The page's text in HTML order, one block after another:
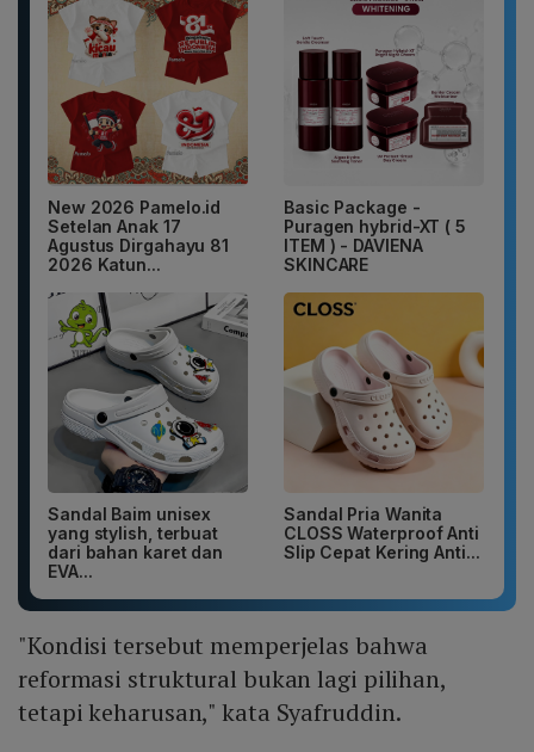
New 2026 Pamelo.id
Setelan Anak 17
Agustus Dirgahayu 81
2026 Katun...
Basic Package -
Puragen hybrid-XT ( 5
ITEM ) - DAVIENA
SKINCARE
Sandal Baim unisex
yang stylish, terbuat
dari bahan karet dan
EVA...
Sandal Pria Wanita
CLOSS Waterproof Anti
Slip Cepat Kering Anti...
"Kondisi tersebut memperjelas bahwa
reformasi struktural bukan lagi pilihan,
tetapi keharusan," kata Syafruddin.